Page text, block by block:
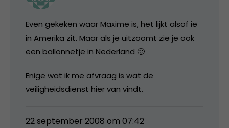
Even gekeken waar Maxime is, het lijkt alsof ie
in Amerika zit. Maar als je uitzoomt zie je ook
een ballonnetje in Nederland 🙂
Enige wat ik me afvraag is wat de
veiligheidsdienst hier van vindt.
22 september 2008 om 07:42